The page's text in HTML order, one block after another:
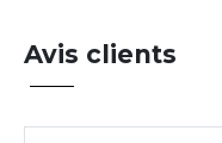
Avis clients